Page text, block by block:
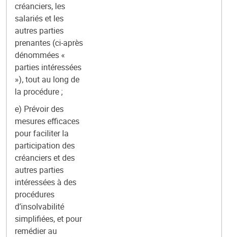
créanciers, les
salariés et les
autres parties
prenantes (ci-après
dénommées «
parties intéressées
»), tout au long de
la procédure ;
e) Prévoir des
mesures efficaces
pour faciliter la
participation des
créanciers et des
autres parties
intéressées à des
procédures
d’insolvabilité
simplifiées, et pour
remédier au